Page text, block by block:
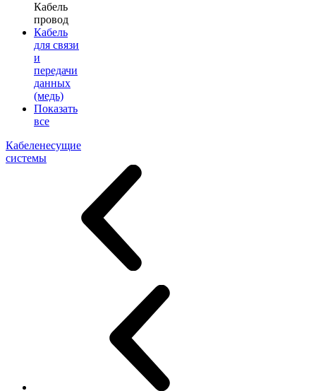
Кабель
провод
Кабель
для связи
и
передачи
данных
(медь)
Показать
все
Кабеленесущие
системы